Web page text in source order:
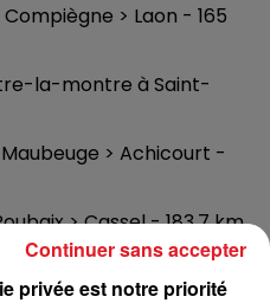
> Laon - 165
la-montre à Saint-
> Achicourt -
> Cassel - 183,7 km
Avion > Dunkerque - 182
privée est notre priorité
Continuer sans accepter